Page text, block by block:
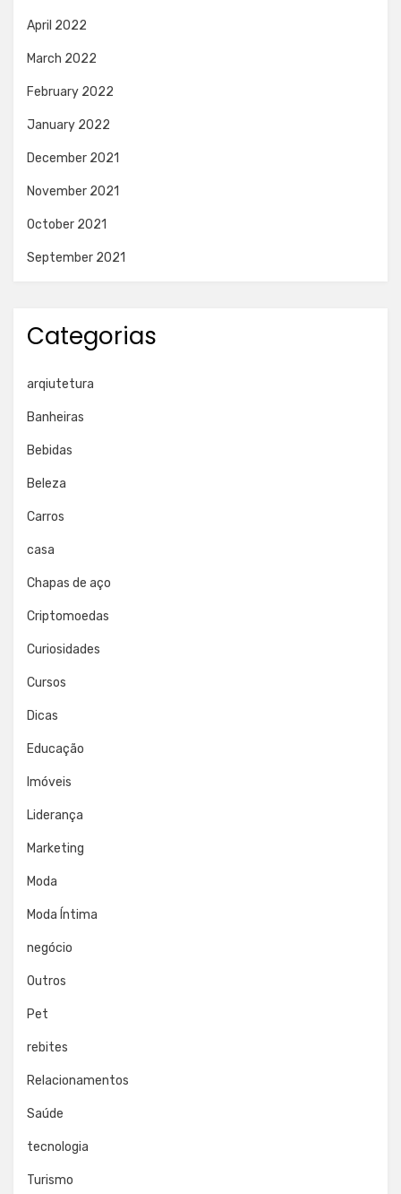
April 2022
March 2022
February 2022
January 2022
December 2021
November 2021
October 2021
September 2021
Categorias
arqiutetura
Banheiras
Bebidas
Beleza
Carros
casa
Chapas de aço
Criptomoedas
Curiosidades
Cursos
Dicas
Educação
Imóveis
Liderança
Marketing
Moda
Moda Íntima
negócio
Outros
Pet
rebites
Relacionamentos
Saúde
tecnologia
Turismo